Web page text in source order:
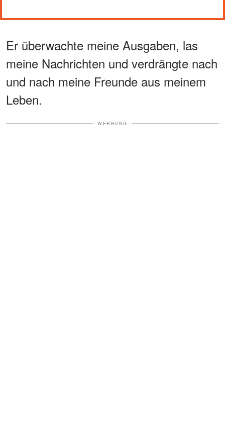
Er überwachte meine Ausgaben, las
meine Nachrichten und verdrängte nach
und nach meine Freunde aus meinem
Leben.
WERBUNG